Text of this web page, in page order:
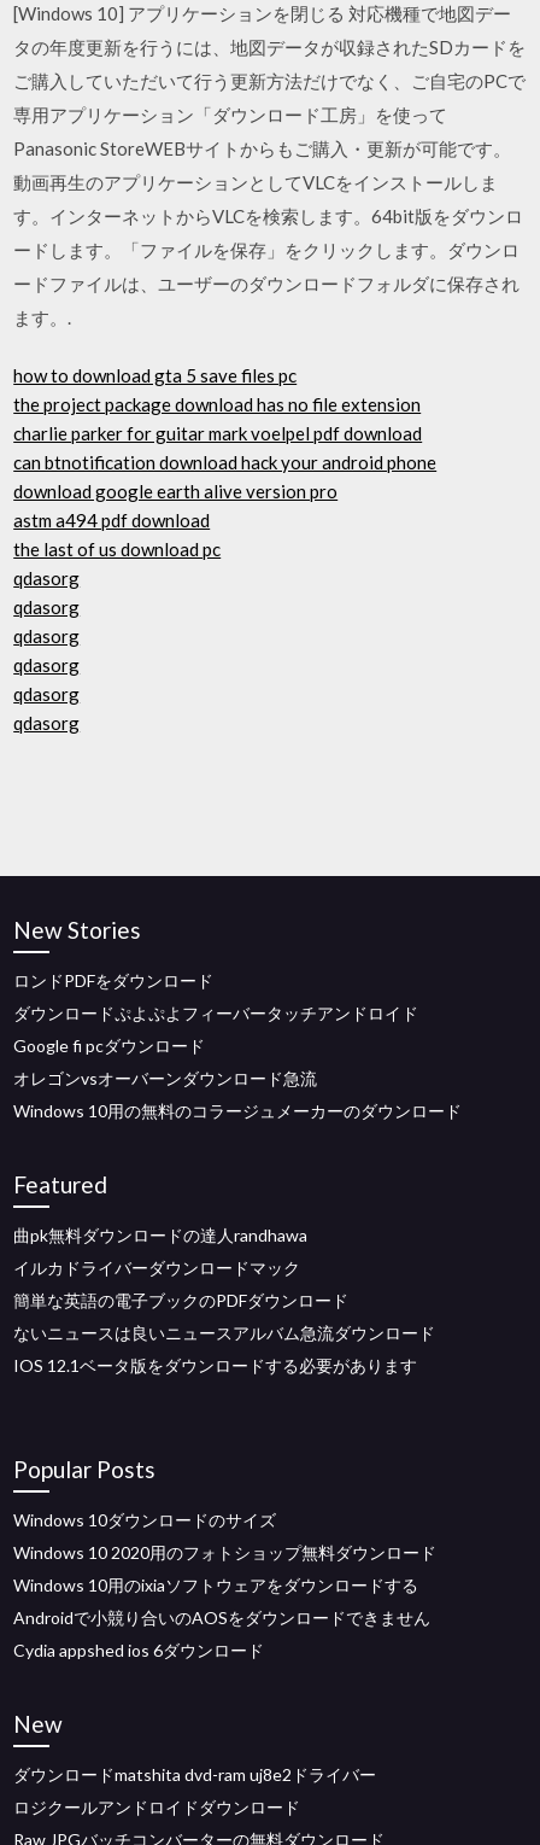
[Windows 10] アプリケーションを閉じる 対応機種で地図デー
タの年度更新を行うには、地図データが収録されたSDカードを
ご購入していただいて行う更新方法だけでなく、ご自宅のPCで
専用アプリケーション「ダウンロード工房」を使って
Panasonic StoreWEBサイトからもご購入・更新が可能です。
動画再生のアプリケーションとしてVLCをインストールしま
す。インターネットからVLCを検索します。64bit版をダウンロ
ードします。「ファイルを保存」をクリックします。ダウンロ
ードファイルは、ユーザーのダウンロードフォルダに保存され
ます。.
how to download gta 5 save files pc
the project package download has no file extension
charlie parker for guitar mark voelpel pdf download
can btnotification download hack your android phone
download google earth alive version pro
astm a494 pdf download
the last of us download pc
qdasorg
qdasorg
qdasorg
qdasorg
qdasorg
qdasorg
New Stories
ロンドPDFをダウンロード
ダウンロードぷよぷよフィーバータッチアンドロイド
Google fi pcダウンロード
オレゴンvsオーバーンダウンロード急流
Windows 10用の無料のコラージュメーカーのダウンロード
Featured
曲pk無料ダウンロードの達人randhawa
イルカドライバーダウンロードマック
簡単な英語の電子ブックのPDFダウンロード
ないニュースは良いニュースアルバム急流ダウンロード
IOS 12.1ベータ版をダウンロードする必要があります
Popular Posts
Windows 10ダウンロードのサイズ
Windows 10 2020用のフォトショップ無料ダウンロード
Windows 10用のixiaソフトウェアをダウンロードする
Androidで小競り合いのAOSをダウンロードできません
Cydia appshed ios 6ダウンロード
New
ダウンロードmatshita dvd-ram uj8e2ドライバー
ロジクールアンドロイドダウンロード
Raw JPGバッチコンバーターの無料ダウンロード